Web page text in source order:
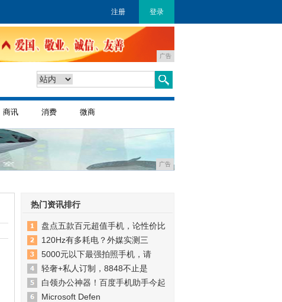
注册 登录
广告
商讯 消费 微商
广告
热门资讯排行
盘点五款百元超值手机，论性价比
120Hz有多耗电？外媒实测三
5000元以下最强拍照手机，请
轻奢+私人订制，8848不止是
白领办公神器！百度手机助手今起
Microsoft Defen